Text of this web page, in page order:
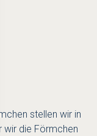
stellen wir in
wir die Förmchen